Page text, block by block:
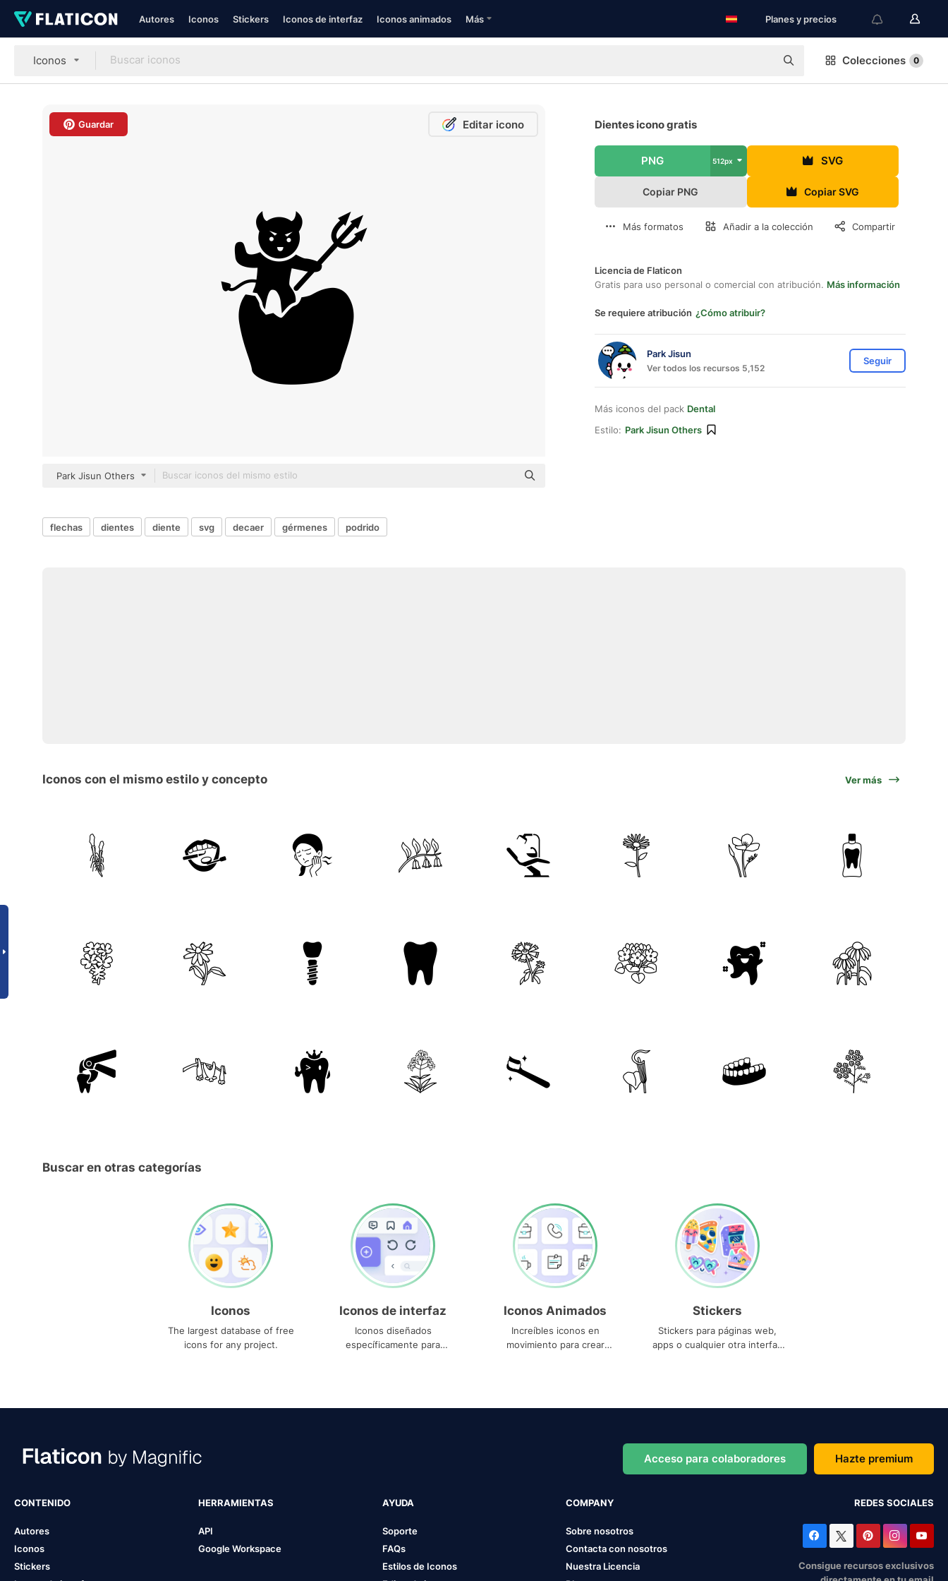
Autores Iconos Stickers Iconos de interfaz Iconos animados Más Planes y precios
Iconos Colecciones 0
Guardar Editar icono
Park Jisun Others
Dientes icono gratis
PNG 512px SVG
Copiar PNG Copiar SVG
Más formatos Añadir a la colección Compartir
Licencia de Flaticon
Gratis para uso personal o comercial con atribución. Más información
Se requiere atribución ¿Cómo atribuir?
Park Jisun
Ver todos los recursos 5,152
Seguir
Más iconos del pack Dental
Estilo: Park Jisun Others
flechas dientes diente svg decaer gérmenes podrido
Iconos con el mismo estilo y concepto Ver más
Buscar en otras categorías
Iconos
The largest database of free
icons for any project.
Iconos de interfaz
Iconos diseñados
específicamente para
Iconos Animados
Increíbles iconos en
movimiento para crear
Stickers
Stickers para páginas web,
apps o cualquier otra interfaz
Acceso para colaboradores Hazte premium
CONTENIDO
Autores
Iconos
Stickers
HERRAMIENTAS
API
Google Workspace
AYUDA
Soporte
FAQs
Estilos de Iconos
COMPANY
Sobre nosotros
Contacta con nosotros
Nuestra Licencia
REDES SOCIALES
Consigue recursos exclusivos